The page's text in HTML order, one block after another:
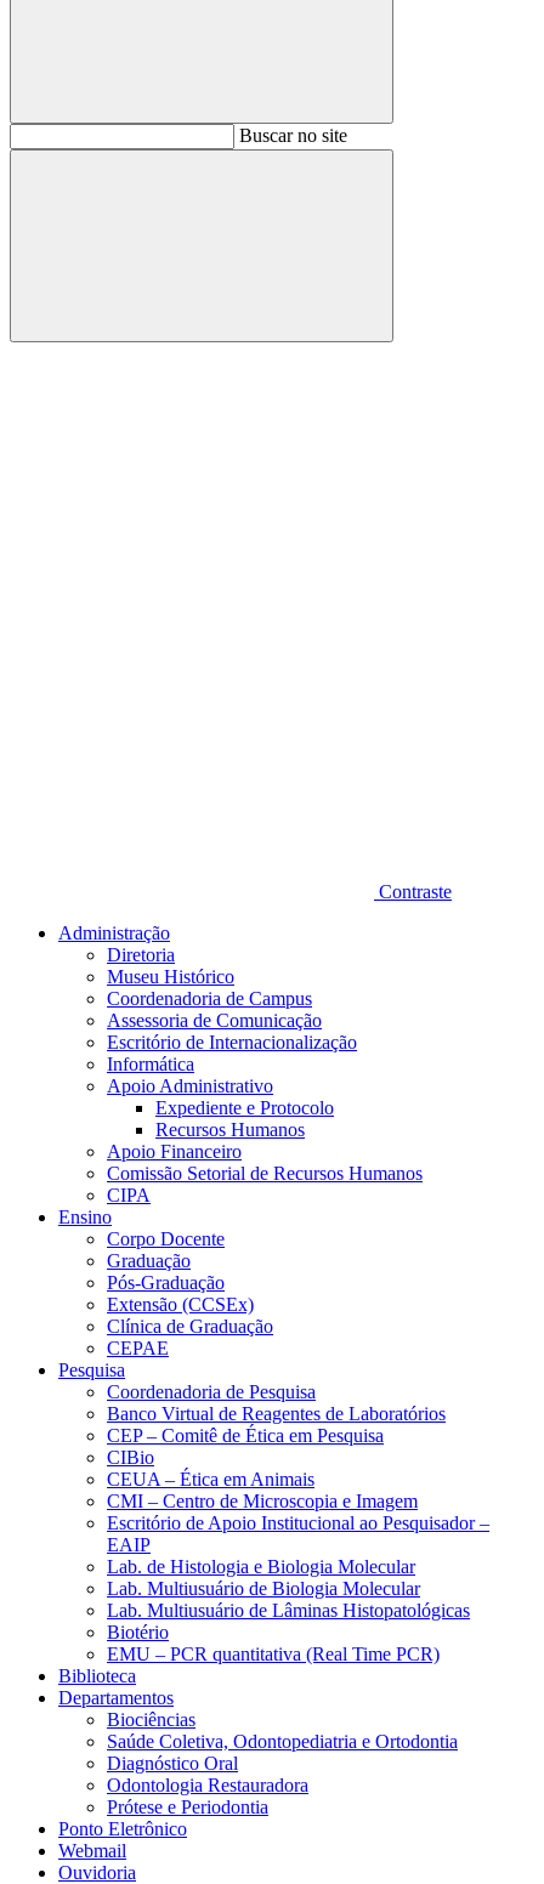
BuscarBuscar no site
Buscar
Contraste
Administração
Diretoria
Museu Histórico
Coordenadoria de Campus
Assessoria de Comunicação
Escritório de Internacionalização
Informática
Apoio Administrativo
Expediente e Protocolo
Recursos Humanos
Apoio Financeiro
Comissão Setorial de Recursos Humanos
CIPA
Ensino
Corpo Docente
Graduação
Pós-Graduação
Extensão (CCSEx)
Clínica de Graduação
CEPAE
Pesquisa
Coordenadoria de Pesquisa
Banco Virtual de Reagentes de Laboratórios
CEP – Comitê de Ética em Pesquisa
CIBio
CEUA – Ética em Animais
CMI – Centro de Microscopia e Imagem
Escritório de Apoio Institucional ao Pesquisador –
EAIP
Lab. de Histologia e Biologia Molecular
Lab. Multiusuário de Biologia Molecular
Lab. Multiusuário de Lâminas Histopatológicas
Biotério
EMU – PCR quantitativa (Real Time PCR)
Biblioteca
Departamentos
Biociências
Saúde Coletiva, Odontopediatria e Ortodontia
Diagnóstico Oral
Odontologia Restauradora
Prótese e Periodontia
Ponto Eletrônico
Webmail
Ouvidoria